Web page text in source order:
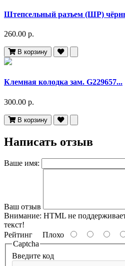
Штепсельный разъем (ШР)
260.00 р.
В корзину
Клемная колодка зам. G229657...
300.00 р.
В корзину
Написать отзыв
Ваше имя:
Ваш отзыв
Внимание: HTML не
текст!
Рейтинг Плохо
Captcha
Введите код